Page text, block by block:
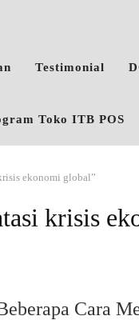
Testimonial
Toko ITB POS
ekonomi global”
krisis
Cara